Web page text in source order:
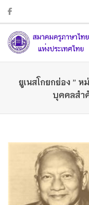
ยูเนสโกยกย่อง ”
บุคคลสำ